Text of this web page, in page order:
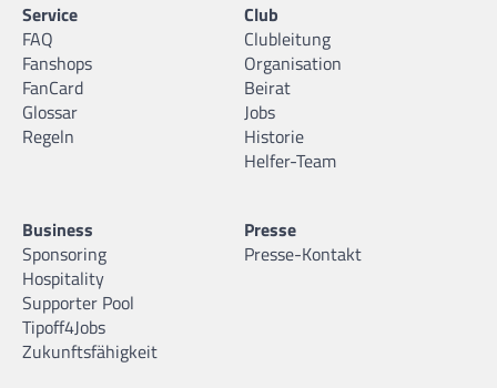
Service
FAQ
Fanshops
FanCard
Glossar
Regeln
Club
Clubleitung
Organisation
Beirat
Jobs
Historie
Helfer-Team
Business
Sponsoring
Hospitality
Supporter Pool
Tipoff4Jobs
Zukunftsfähigkeit
Presse
Presse-Kontakt